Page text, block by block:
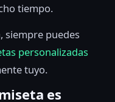
tiempo.
siempre puedes
personalizadas
tuyo.
es